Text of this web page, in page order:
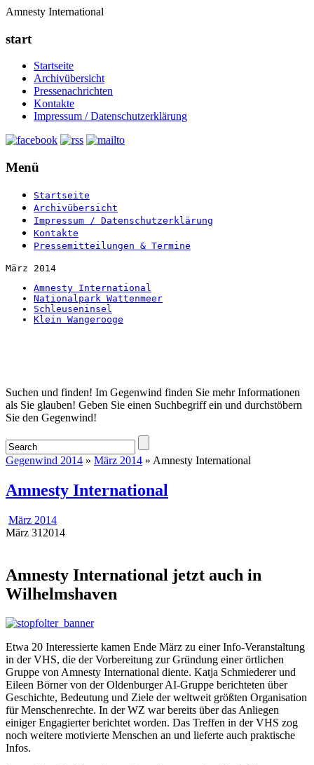
Amnesty International
start
Startseite
Archivübersicht
Pressenachrichten
Kontakte
Impressum / Datenschutzerklärung
Menü
Startseite
Archivübersicht
Impressum / Datenschutzerklärung
Kontakte
Pressemitteilungen & Termine
März 2014
Amnesty International
Nationalpark Wattenmeer
Schleuseninsel
Klein Wangerooge
Startseite
Suchen und finden! Im Gegenwind finden Sie mehr Informationen
als Sie glauben! Geben Sie einen Suchbegriff ein und durchstöbern
Sie den Gegenwind!
Gegenwind 2014 » März 2014 » Amnesty International
Amnesty International
März 2014
März 31 2014
Amnesty International jetzt auch in
Wilhelmshaven
Etwa 20 Interessierte kamen Ende März zu einer Info-Veranstaltung
in der VHS, die der Vorbereitung zur Gründung einer örtlichen
Gruppe von Amnesty International diente. Katja Schmiederer und
Eileen Börner von der Oldenburger AI-Gruppe berichteten über
Geschichte, Bedeutung und Ziele der weltweit größten Organisation
für Menschenrechte. In der WZ war bereits über das Anliegen
einiger Engagierter berichtet worden. Das Treffen in der VHS zog
noch weitere motivierte Menschen an und lieferte auch praktische
Infos.